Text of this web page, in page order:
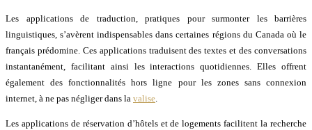
Les applications de traduction, pratiques pour surmonter les barrières
linguistiques, s’avèrent indispensables dans certaines régions du Canada où le
français prédomine. Ces applications traduisent des textes et des conversations
instantanément, facilitant ainsi les interactions quotidiennes. Elles offrent
également des fonctionnalités hors ligne pour les zones sans connexion
internet, à ne pas négliger dans la valise.
Les applications de réservation d’hôtels et de logements facilitent la recherche